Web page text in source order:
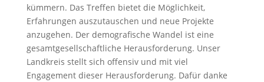
kümmern. Das Treffen bietet die Möglichkeit,
Erfahrungen auszutauschen und neue Projekte
anzugehen. Der demografische Wandel ist eine
gesamtgesellschaftliche Herausforderung. Unser
Landkreis stellt sich offensiv und mit viel
Engagement dieser Herausforderung. Dafür danke